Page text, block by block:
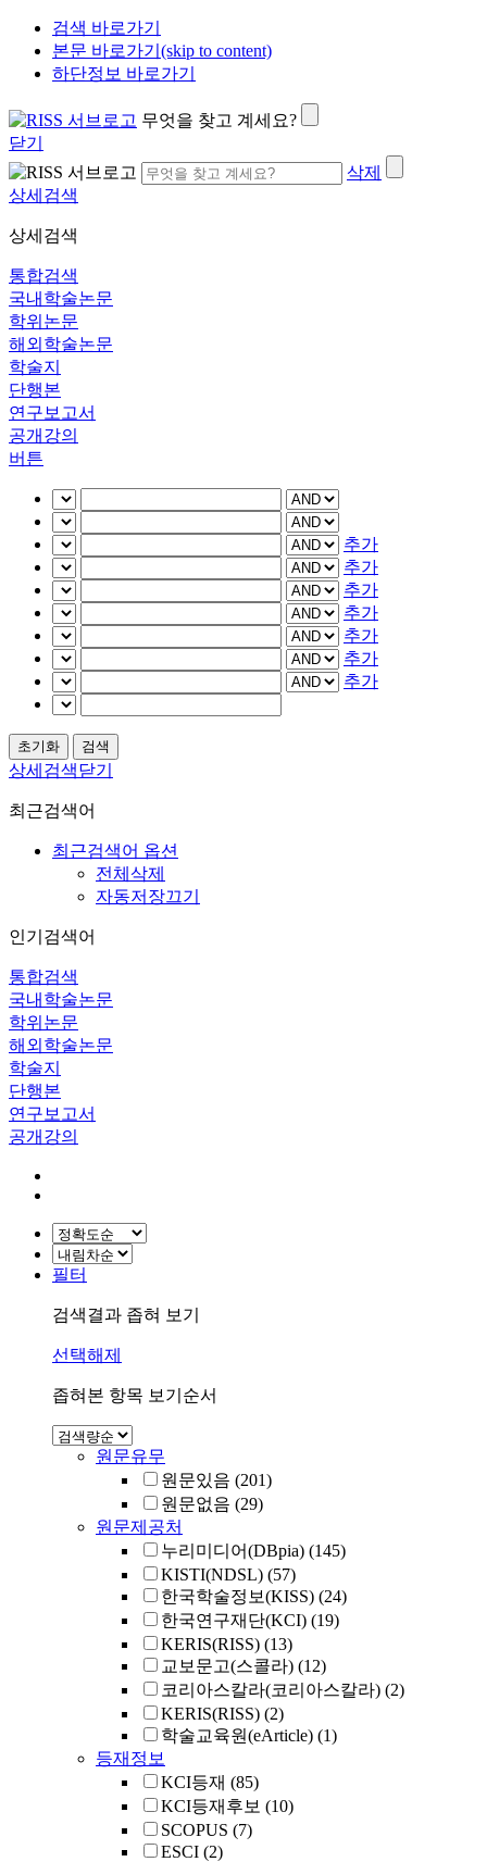
검색 바로가기
본문 바로가기(skip to content)
하단정보 바로가기
무엇을 찾고 계세요?
닫기
삭제
상세검색
상세검색
통합검색
국내학술논문
학위논문
해외학술논문
학술지
단행본
연구보고서
공개강의
버튼
추가
추가
추가
추가
추가
추가
추가
상세검색닫기
최근검색어
최근검색어 옵션
전체삭제
자동저장끄기
인기검색어
통합검색
국내학술논문
학위논문
해외학술논문
학술지
단행본
연구보고서
공개강의
필터
검색결과 좁혀 보기
선택해제
좁혀본 항목 보기순서
원문유무
원문있음 (201)
원문없음 (29)
원문제공처
누리미디어(DBpia) (145)
KISTI(NDSL) (57)
한국학술정보(KISS) (24)
한국연구재단(KCI) (19)
KERIS(RISS) (13)
교보문고(스콜라) (12)
코리아스칼라(코리아스칼라) (2)
KERIS(RISS) (2)
학술교육원(eArticle) (1)
등재정보
KCI등재 (85)
KCI등재후보 (10)
SCOPUS (7)
ESCI (2)